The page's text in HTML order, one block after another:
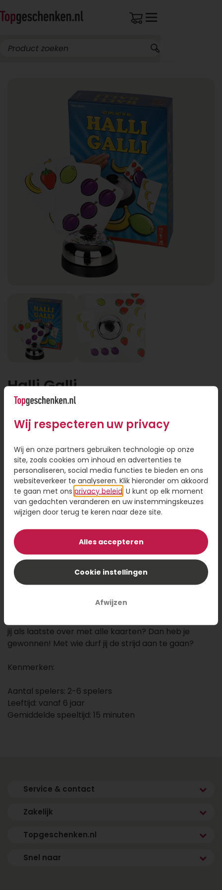
Halli Galli
Halli Galli
Kaartje toevoegen
Voeg een kaart toe met jouw persoonlijke tekst
1,95
Voeg toe aan winkelwagen
Halli Galli is een pijlsnel reactiespel. Sla op de bel
liggen er te veel of te weinig? Dan moet je iedere
jij als laatste over met alle kaarten? Dan heb je
gewonnen! Met wie durf jij de strijd aan te gaan?
Kenmerken:
Aantal spelers: 2-6 spelers
Leeftijd: vanaf 6 jaar
Gemiddelde speeltijd: 15 minuten
Service & contact
Zakelijk
Topgeschenken.nl
Snel naar
Wij respecteren uw privacy
Wij en onze partners gebruiken technologie op onze
site, zoals cookies om inhoud en advertenties te
personaliseren, social media functies te bieden en ons
websiteverkeer te analyseren. Klik hieronder om akkoord
te gaan met ons privacy beleid . U kunt op elk moment
van gedachten veranderen en uw instemmingskeuzes
wijzigen door terug te keren naar deze site.
Alles accepteren
Cookie instellingen
Afwijzen